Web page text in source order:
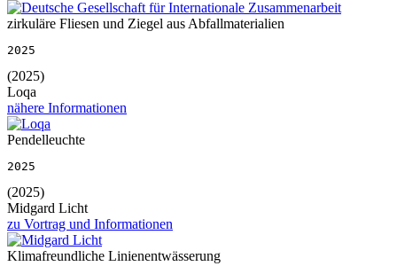
zirkuläre Fliesen und Ziegel aus Abfallmaterialien
2025
(2025)
Loqa
nähere Informationen
Pendelleuchte
2025
(2025)
Midgard Licht
zu Vortrag und Informationen
Klimafreundliche Linienentwässerung